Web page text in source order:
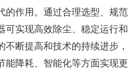
的作用。通过合理选型、规范
可实现高效除尘、稳定运行和
断提高和技术的持续进步，
能降耗、智能化等方面实现更